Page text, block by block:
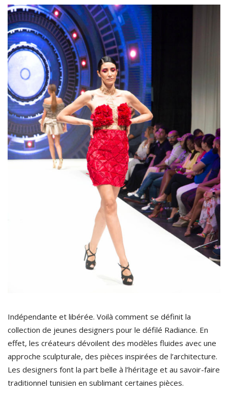
Indépendante et libérée. Voilà comment se définit la
collection de jeunes designers pour le défilé Radiance. En
effet, les créateurs dévoilent des modèles fluides avec une
approche sculpturale, des pièces inspirées de l’architecture.
Les designers font la part belle à l’héritage et au savoir-faire
traditionnel tunisien en sublimant certaines pièces.